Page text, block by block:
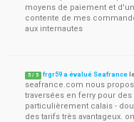
moyens de paiement et
contente de mes
aux internautes
5 / 5 frgr59 a évalué Seafrance
seafrance.com nous
traversées en ferry pour
particulièrement calais -
des tarifs très avantageux.